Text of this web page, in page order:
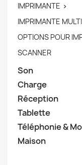
IMPRIMANTE 
IMPRIMANTE
OPTIONS POUR
SCANNER
Son
Charge
Réception
Tablette
Téléphonie &
Maison